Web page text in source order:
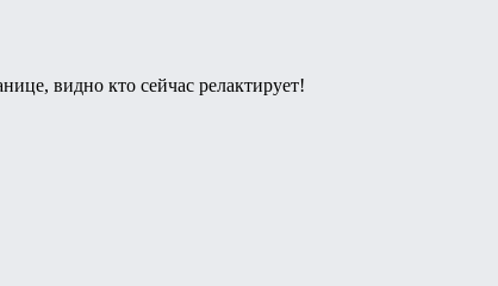
видно кто сейчас релактирует!